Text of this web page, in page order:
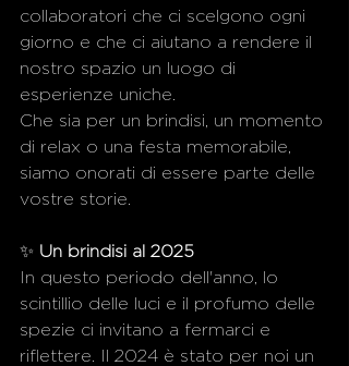
collaboratori che ci scelgono ogni
giorno e che ci aiutano a rendere il
nostro spazio un luogo di
esperienze uniche.
Che sia per un brindisi, un momento
di relax o una festa memorabile,
siamo onorati di essere parte delle
vostre storie.
✨ Un brindisi al 2025
In questo periodo dell'anno, lo
scintillio delle luci e il profumo delle
spezie ci invitano a fermarci e
riflettere. Il 2024 è stato per noi un